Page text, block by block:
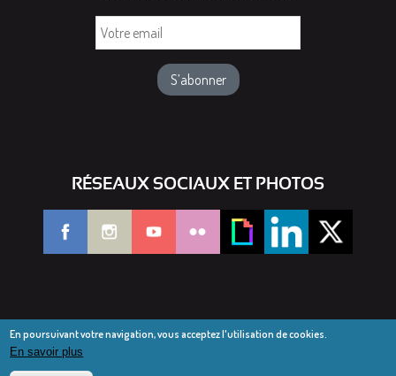
RÉSEAUX SOCIAUX ET PHOTOS
© Diocèse de Saint-Dié 2016-2025
En poursuivant votre navigation, vous acceptez l'utilisation de cookies.
En savoir plus